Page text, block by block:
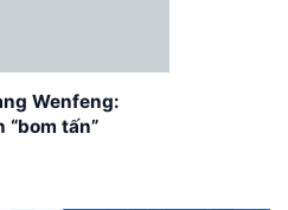
Wenfeng:
“bom tấn”